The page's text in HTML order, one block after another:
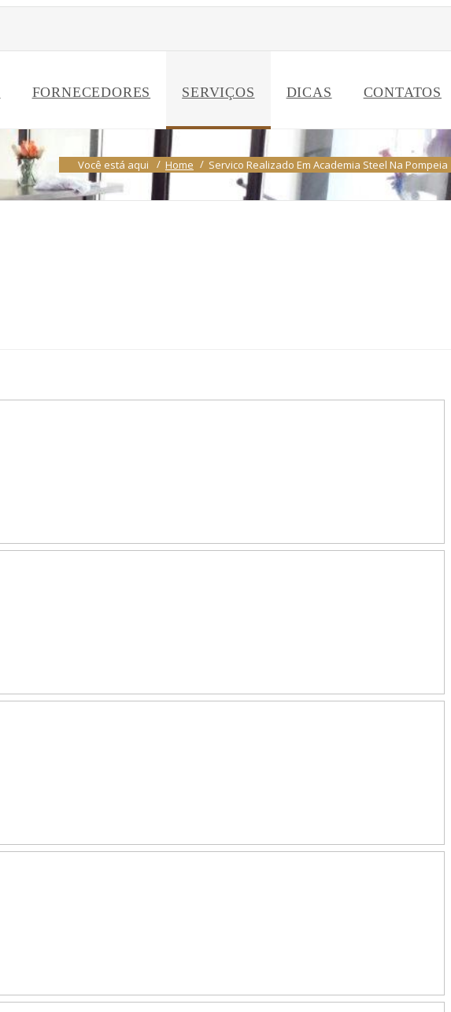
FORNECEDORES SERVIÇOS DICAS CONTATOS
Você está aqui Home Servico Realizado Em Academia Steel Na Pompeia